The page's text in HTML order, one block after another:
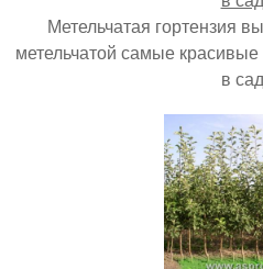
Метельчатая гортензия
метельчатой самые
в